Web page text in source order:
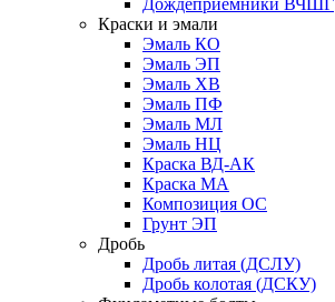
Дождеприемники ВЧШГ
Краски и эмали
Эмаль КО
Эмаль ЭП
Эмаль ХВ
Эмаль ПФ
Эмаль МЛ
Эмаль НЦ
Краска ВД-АК
Краска МА
Композиция ОС
Грунт ЭП
Дробь
Дробь литая (ДСЛУ)
Дробь колотая (ДСКУ)